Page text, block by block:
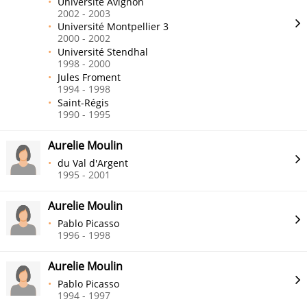
2002 - 2003
Université Montpellier 3
2000 - 2002
Université Stendhal
1998 - 2000
Jules Froment
1994 - 1998
Saint-Régis
1990 - 1995
Aurelie Moulin
du Val d'Argent
1995 - 2001
Aurelie Moulin
Pablo Picasso
1996 - 1998
Aurelie Moulin
Pablo Picasso
1994 - 1997